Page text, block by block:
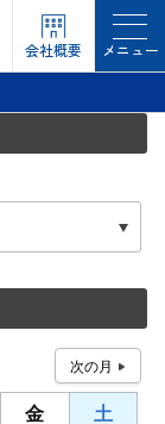
会社概要 メニュー
金
土